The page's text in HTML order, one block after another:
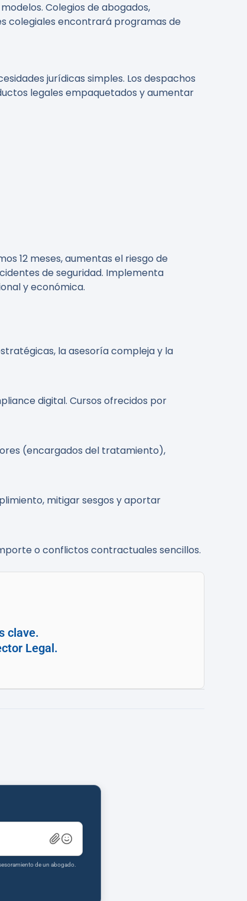
Colegios de abogados,
colegiales encontrará programas de
jurídicas simples. Los despachos
legales empaquetados y aumentar
12 meses, aumentas el riesgo de
de seguridad. Implementa
y económica.
la asesoría compleja y la
digital. Cursos ofrecidos por
(encargados del tratamiento),
mitigar sesgos y aportar
o conflictos contractuales sencillos.
clave.
Legal.
de un abogado.